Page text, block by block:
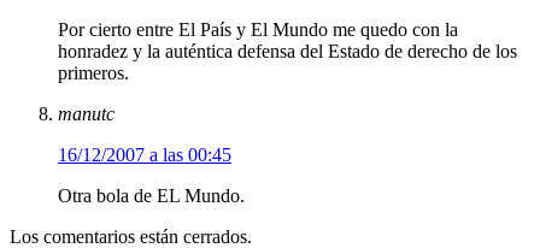
Por cierto entre El País y El Mundo me quedo con la
honradez y la auténtica defensa del Estado de derecho de los
primeros.
manutc
16/12/2007 a las 00:45
Otra bola de EL Mundo.
Los comentarios están cerrados.